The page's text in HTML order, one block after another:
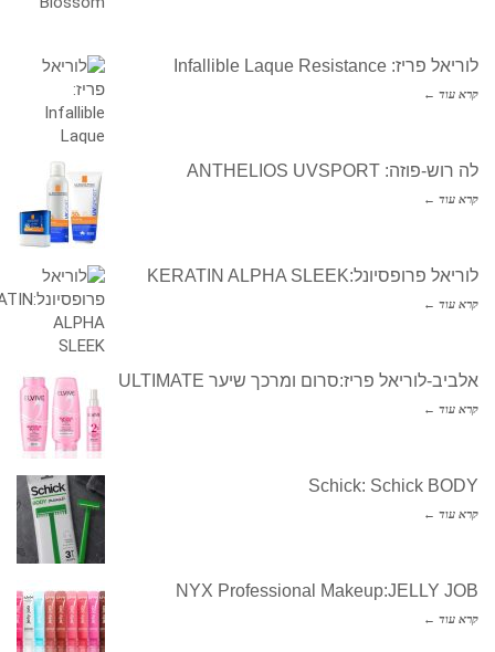
לוריאל פריז: Infallible Laque Resistance
קרא עוד ←
לה רוש-פוזה: ANTHELIOS UVSPORT
קרא עוד ←
לוריאל פרופסיונל:KERATIN ALPHA SLEEK
קרא עוד ←
אלביב-לוריאל פריז:סרום ומרכך שיער ULTIMATE
קרא עוד ←
Schick: Schick BODY
קרא עוד ←
NYX Professional Makeup:JELLY JOB
קרא עוד ←